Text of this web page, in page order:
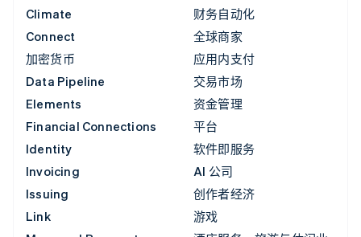
Climate
Connect
加密货币
Data Pipeline
Elements
Financial Connections
Identity
Invoicing
Issuing
Link
财务自动化
全球商家
应用内支付
交易市场
资金管理
平台
软件即服务
AI 公司
创作者经济
游戏